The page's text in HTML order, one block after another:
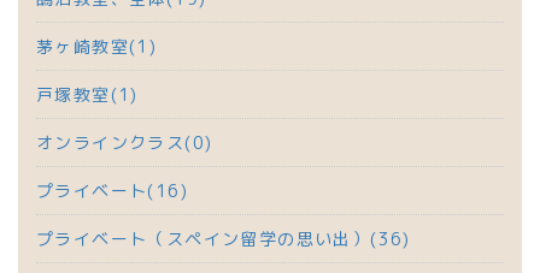
茅ヶ崎教室(1)
戸塚教室(1)
オンラインクラス(0)
プライベート(16)
プライベート（スペイン留学の思い出）(36)